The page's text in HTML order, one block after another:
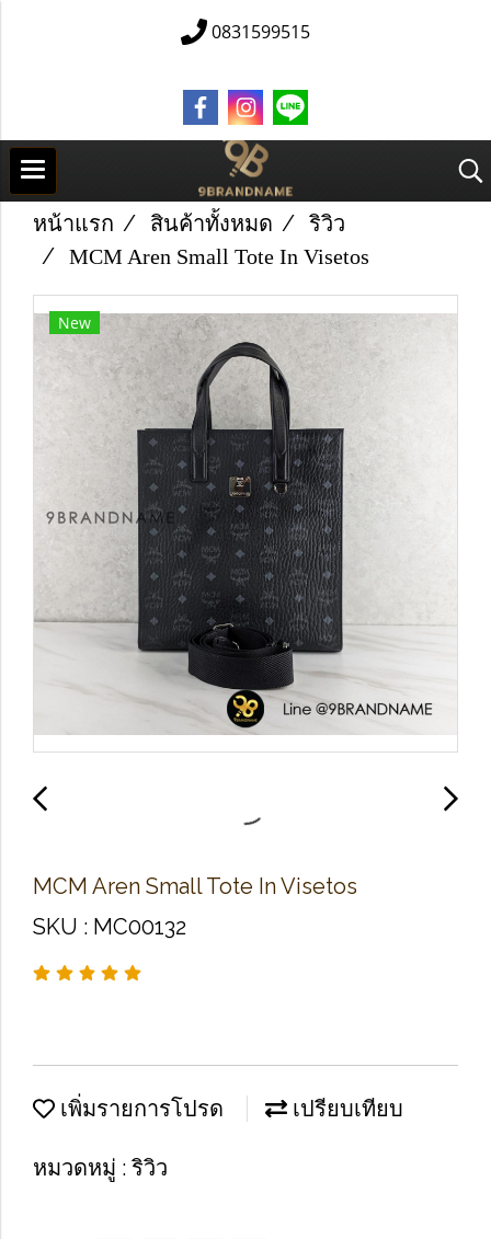
0831599515
หน้าแรก สินค้าทั้งหมด
ริวิว
MCM Aren Small Tote In Visetos
New
MCM Aren Small Tote In Visetos
SKU : MC00132
เพิ่มรายการโปรด เปรียบเทียบ
หมวดหมู่ : ริวิว